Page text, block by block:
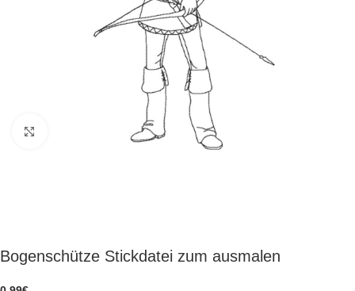
zum Vergrößern klicken
Bogenschütze Stickdatei zum ausmalen